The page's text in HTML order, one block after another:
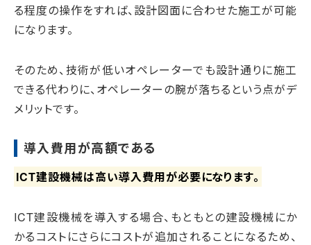
る程度の操作をすれば、設計図面に合わせた施工が可能
になります。
そのため、技術が低いオペレーターでも設計通りに施工
できる代わりに、オペレーターの腕が落ちるという点がデ
メリットです。
導入費用が高額である
ICT建設機械は高い導入費用が必要になります。
ICT建設機械を導入する場合、もともとの建設機械にか
かるコストにさらにコストが追加されることになるため、